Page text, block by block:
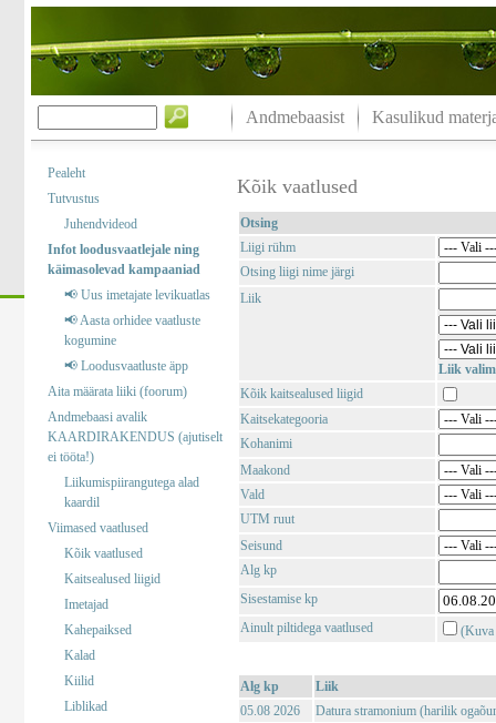
Andmebaasist Kasulikud
Pealeht
Tutvustus
Juhendvideod
Infot loodusvaatlejale ning
käimasolevad kampaaniad
📢 Uus imetajate levikuatlas
📢 Aasta orhidee vaatluste
kogumine
📢 Loodusvaatluste äpp
Aita määrata liiki (foorum)
Andmebaasi avalik
KAARDIRAKENDUS (ajutiselt
ei tööta!)
Liikumispiirangutega alad
kaardil
Viimased vaatlused
Kõik vaatlused
Kaitsealused liigid
Imetajad
Kahepaiksed
Kalad
Kiilid
Liblikad
Kõik vaatlused
Otsing
Liigi rühm
Otsing liigi nime järgi
Liik
Liik
Kõik kaitsealused liigid
Kaitsekategooria
Kohanimi
Maakond
Vald
UTM ruut
Seisund
Alg kp
Sisestamise kp
Ainult piltidega vaatlused
(Kuva
Alg kp
Liik
05.08 2026
Datura stramonium (harilik